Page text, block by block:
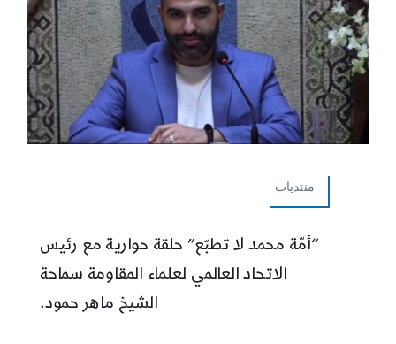
منتديات
“أمّة محمد لا تطبّع” حلقة حوارية مع رئيس
الاتحاد العالمي لعلماء المقاومة سماحة
الشيخ ماهر حمود.